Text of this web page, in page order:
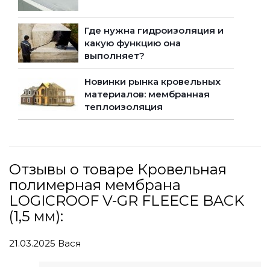
Где нужна гидроизоляция и
какую функцию она
выполняет?
Новинки рынка кровельных
материалов: мембранная
теплоизоляция
Отзывы о товаре Кровельная
полимерная мембрана
LOGICROOF V-GR FLEECE BACK
(1,5 мм):
21.03.2025 Вася